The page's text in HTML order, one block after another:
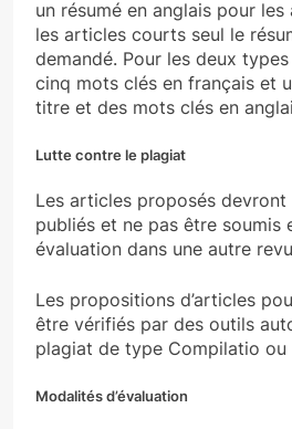
un résumé en anglais pour
les articles courts seul le
demandé. Pour les deux
cinq mots clés en français et
titre et des mots clés en
Lutte contre le plagiat
Les articles proposés
publiés et ne pas être soumis
évaluation dans une autre
Les propositions d’articles
être vérifiés par des outils
plagiat de type Compilatio ou
Modalités d’évaluation